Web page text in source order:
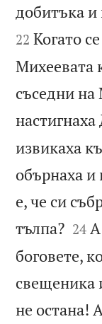
добитъка
22 Когато
Михеевата
съседни на
извикаха
обърнаха и
е, че си
тълпа?
24
боговете,
свещеника
не остана!